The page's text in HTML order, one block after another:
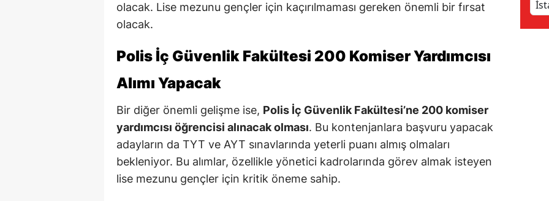
olacak. Lise mezunu gençler için kaçırılmaması gereken önemli bir fırsat
olacak.
Polis İç Güvenlik Fakültesi 200 Komiser Yardımcısı
Alımı Yapacak
Bir diğer önemli gelişme ise, Polis İç Güvenlik Fakültesi’ne 200 komiser
yardımcısı öğrencisi alınacak olması. Bu kontenjanlara başvuru yapacak
adayların da TYT ve AYT sınavlarında yeterli puanı almış olmaları
bekleniyor. Bu alımlar, özellikle yönetici kadrolarında görev almak isteyen
lise mezunu gençler için kritik öneme sahip.